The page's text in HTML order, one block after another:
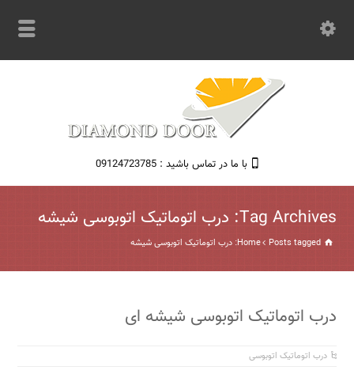
با ما در تماس باشید : 09124723785
Tag Archives: درب اتوماتیک اتوبوسی شیشه
Home Posts tagged: درب اتوماتیک اتوبوسی شیشه
درب اتوماتیک اتوبوسی شیشه ای
درب اتوماتیک اتوبوسی